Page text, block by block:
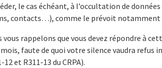
le cas échéant, à l’occultation de
contacts…), comme le prévoit notamment
vous rappelons que vous devez répondre à
mois, faute de quoi votre silence vaudra refus
12 et R311-13 du CRPA).